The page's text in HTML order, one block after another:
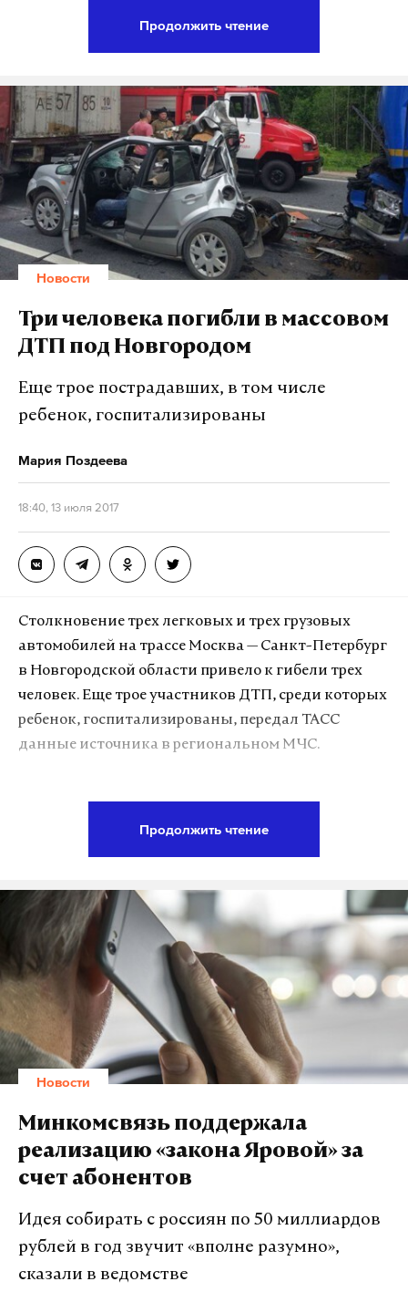
«Там может быть не очень цензурная рифма,
поэтому я воздержусь», – ответил Лавров. О
диалоге сообщила Мария Захарова на своей
странице в Facebook.
Подпишитесь на Daily Storm вMAX. Он
работает там, где тормозит интернет.
Макс
Дзен VK
Сергей Лавров мало известен как поэт, но о его
чувстве юмора и легком обращении с великим и
могучим знает уже весь мир. В конце июня на
«Примаковских чтениях», характеризуя
России, глава МИД вспомнил анекдот про Чапаева
Продолжить чтение
Новости
Три человека погибли в массовом
ДТП под Новгородом
Еще трое пострадавших, в том числе
ребенок, госпитализированы
Мария Поздеева
18:40, 13 июля 2017
Столкновение трех легковых и трех грузовых
автомобилей на трассе Москва — Санкт-Петербург
в Новгородской области привело к гибели трех
человек. Еще трое участников ДТП, среди которых
ребенок, госпитализированы, передал ТАСС
данные источника в региональном МЧС.
легковушку Ford Fusion и грузовик Volvo. «От
наезда автомобиль «Вольво» совершил наезд на
автомашину «Форд Фьюжн», которая совершила
наезд на грузовой автомобиль «Вольво», а затем
автомашина «Вольво» столкнулась с автомобилем
«Рено Сандеро», – говорится в сообщении
Для установления причин ДТП на место
происшествия прибыли сотрудники ГИБДД и
следственно-оперативная группа полиции. К
ликвидации последствий аварии МЧС привлекло
13 спасателей и пять единиц техники. Видео
опубликовал паблик Leika в соцсети «ВКонтакте».
Подпишитесь на Daily Storm в MAX . Он
работает там, где тормозит интернет.
Продолжить чтение
Новости
Минкомсвязь поддержала
реализацию «закона Яровой» за
счет абонентов
Идея собирать с россиян по 50 миллиардов
рублей в год звучит «вполне разумно»,
сказали в ведомстве